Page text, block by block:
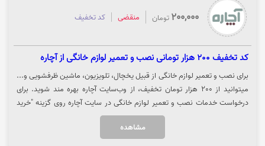
200,000 تومان منقضی کد تخفیف
کد تخفیف 200 هزار تومانی نصب و تعمیر لوازم خانگی از آچاره
برای نصب و تعمیر لوازم خانگی از قبیل یخچال، تلویزیون، ماشین ظرفشویی و...
میتوانید از 200 هزار تومان تخفیف، از وب‌سایت آچاره بهره مند شوید. برای
درخواست خدمات نصب و تعمیر لوازم خانگی در سایت آچاره روی گزینه "خرید
مشاهده